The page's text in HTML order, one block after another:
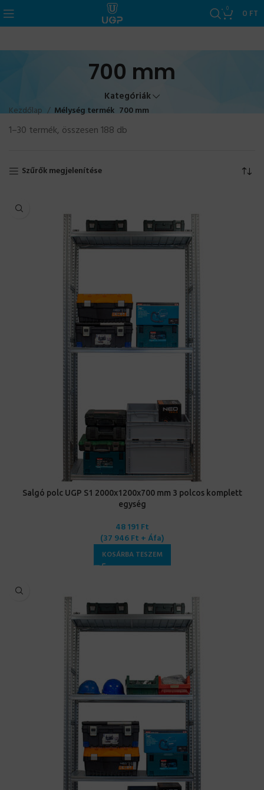
0 0 FT
700 mm
Kategóriák
Kezdőlap Mélység termék 700 mm
1–30 termék, összesen 188 db
Szűrők megjelenítése
Salgó polc UGP S1 2000x1200x700 mm 3 polcos komplett
egység
48 191 Ft
(37 946Ft + Áfa)
KOSÁRBA TESZEM